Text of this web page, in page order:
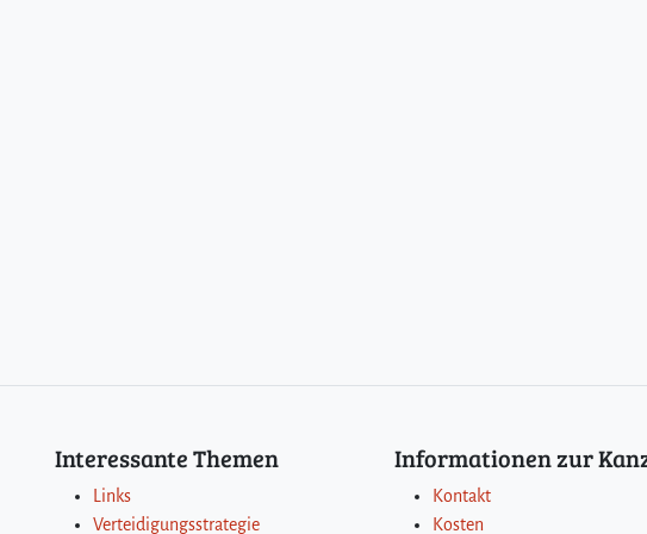
Interessante Themen
Links
Verteidigungsstrategie
Informationen zur
Kontakt
Kosten